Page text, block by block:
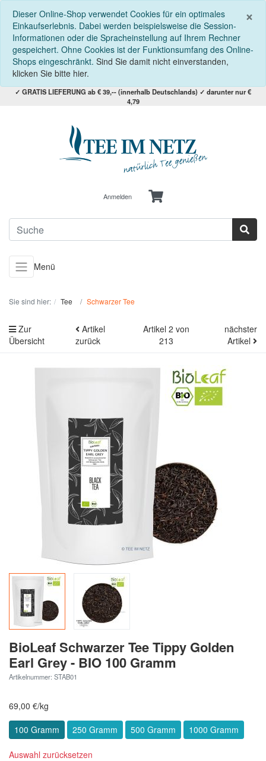
×
Dieser Online-Shop verwendet Cookies für ein optimales
Einkaufserlebnis. Dabei werden beispielsweise die Session-
Informationen oder die Spracheinstellung auf Ihrem Rechner
gespeichert. Ohne Cookies ist der Funktionsumfang des Online-
Shops eingeschränkt. Sind Sie damit nicht einverstanden,
klicken Sie bitte hier.
✓ GRATIS LIEFERUNG ab € 39,-- (innerhalb Deutschlands) ✓ darunter nur €
4,79
Anmelden
Menü
Sie sind hier: Tee Schwarzer Tee
Zur
Übersicht
Artikel
zurück
Artikel 2 von
213
nächster
Artikel
BioLeaf Schwarzer Tee Tippy Golden
Earl Grey - BIO 100 Gramm
Artikelnummer: STAB01
69,00 €/kg
100 Gramm
250 Gramm 500 Gramm 1000 Gramm
Auswahl zurücksetzen